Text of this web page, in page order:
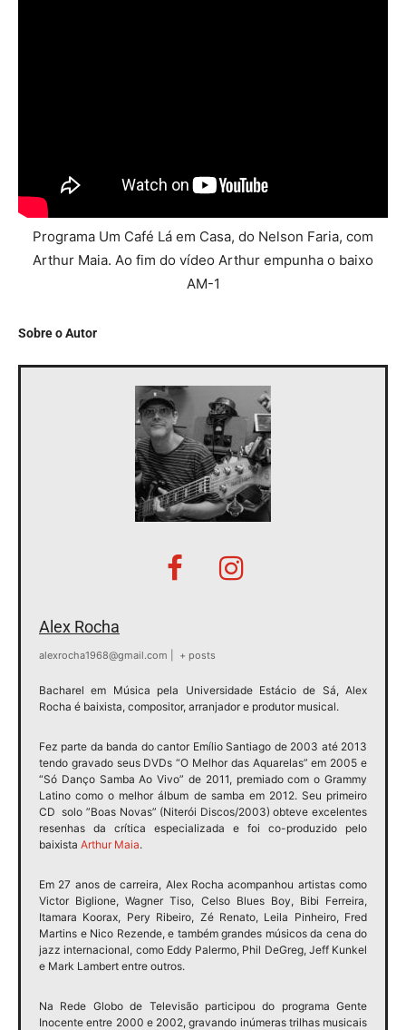
Programa Um Café Lá em Casa, do Nelson Faria, com
Arthur Maia. Ao fim do vídeo Arthur empunha o baixo
AM-1
Sobre o Autor
Alex Rocha
alexrocha1968@gmail.com + posts
Bacharel em Música pela Universidade Estácio de Sá, Alex
Rocha é baixista, compositor, arranjador e produtor musical.
Fez parte da banda do cantor Emílio Santiago de 2003 até 2013
tendo gravado seus DVDs “O Melhor das Aquarelas” em 2005 e
“Só Danço Samba Ao Vivo” de 2011, premiado com o Grammy
Latino como o melhor álbum de samba em 2012. Seu primeiro
CD solo ”Boas Novas” (Niterói Discos/2003) obteve excelentes
resenhas da crítica especializada e foi co-produzido pelo
baixista Arthur Maia.
Em 27 anos de carreira, Alex Rocha acompanhou artistas como
Victor Biglione, Wagner Tiso, Celso Blues Boy, Bibi Ferreira,
Itamara Koorax, Pery Ribeiro, Zé Renato, Leila Pinheiro, Fred
Martins e Nico Rezende, e também grandes músicos da cena do
jazz internacional, como Eddy Palermo, Phil DeGreg, Jeff Kunkel
e Mark Lambert entre outros.
Na Rede Globo de Televisão participou do programa Gente
Inocente entre 2000 e 2002, gravando inúmeras trilhas musicais